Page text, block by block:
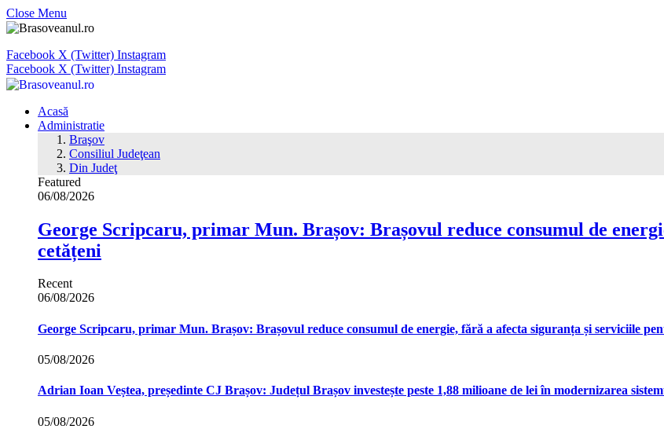
Close Menu
Facebook X (Twitter) Instagram
Facebook X (Twitter) Instagram
Acasă
Administratie
Braşov
Consiliul Judeţean
Din Judeţ
Featured
06/08/2026
George Scripcaru, primar Mun. Brașov: Brașovul reduce consumul de
cetățeni
Recent
06/08/2026
George Scripcaru, primar Mun. Brașov: Brașovul reduce consumul de energie, fără a afecta siguranța și serviciile
05/08/2026
Adrian Ioan Veștea, președinte CJ Brașov: Județul Brașov investește peste 1,88 milioane de lei în modernizarea
05/08/2026